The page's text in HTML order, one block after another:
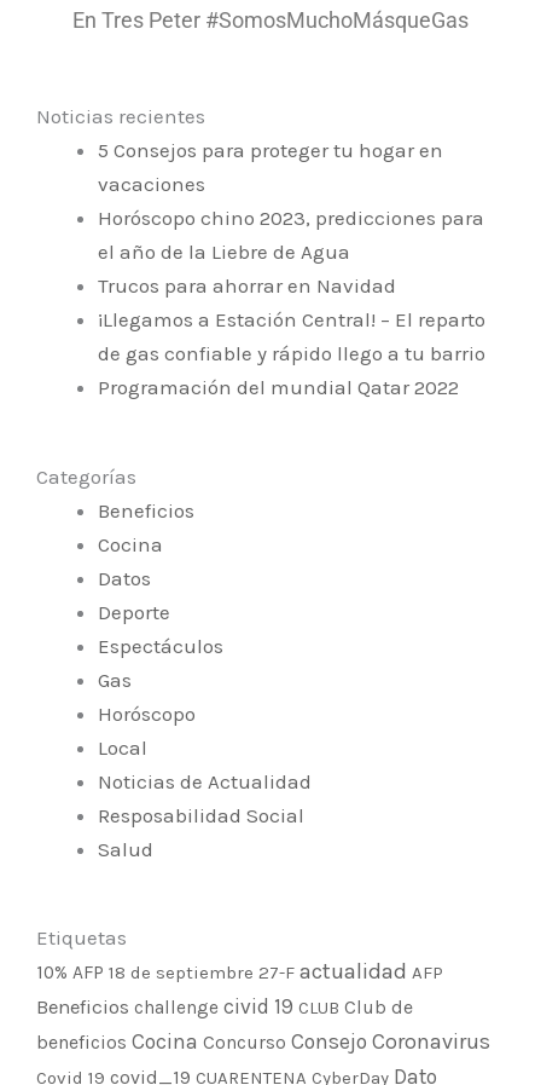
En Tres Peter #SomosMuchoMásqueGas
Noticias recientes
5 Consejos para proteger tu hogar en
vacaciones
Horóscopo chino 2023, predicciones para
el año de la Liebre de Agua
Trucos para ahorrar en Navidad
¡Llegamos a Estación Central! – El reparto
de gas confiable y rápido llego a tu barrio
Programación del mundial Qatar 2022
Categorías
Beneficios
Cocina
Datos
Deporte
Espectáculos
Gas
Horóscopo
Local
Noticias de Actualidad
Resposabilidad Social
Salud
Etiquetas
10% AFP 18 de septiembre 27-F actualidad AFP
Beneficios challenge civid 19 CLUB Club de
beneficios Cocina Concurso Consejo Coronavirus
Covid 19 covid_19 CUARENTENA CyberDay Dato